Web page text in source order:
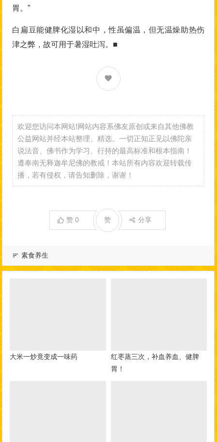
胃。”
白扁豆能健脾化湿以和中，性虽偏温，但无温燥助热伤
津之弊，故可用于暑湿吐泻。■
欢迎您访问本网站!网站内容系佛友原创或来自其他佛教
公益网站并经本站整理、精选。一切正知正见以佛陀亲
说法音、佛书作为学习、行持的最高标准和根本指南！
遵奉南无释迦牟尼佛的教戒！本站所有内容欢迎转载传
播，若有侵权，请告知删除，谢谢！
赞0 分享
赞
素食养生
大米一炒竟变成一味药
红枣蒸三次，补血养血、健脾
胃！